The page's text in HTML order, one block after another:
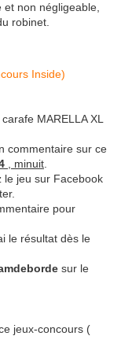
non négligeable,
robinet.
MARELLA XL
commentaire sur ce
, minuit
le jeu sur Facebook
pour
le résultat dès le
sur le
jeux-concours (